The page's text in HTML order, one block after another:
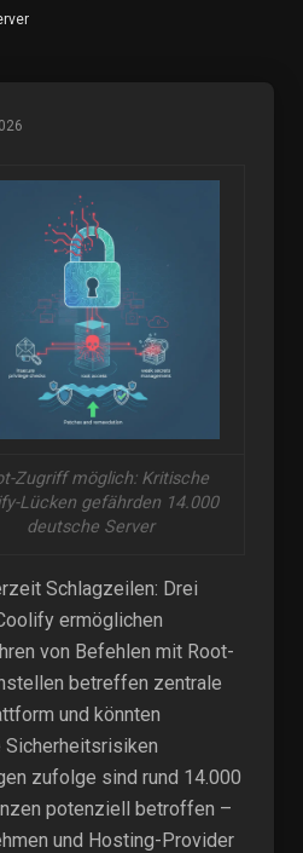
Zugriff möglich: Kritische
Lücken gefährden 14.000
deutsche Server
Schlagzeilen: Drei
ermöglichen
von Befehlen mit Root-
betreffen zentrale
und könnten
Sicherheitsrisiken
zufolge sind rund 14.000
potenziell betroffen –
und Hosting-Provider